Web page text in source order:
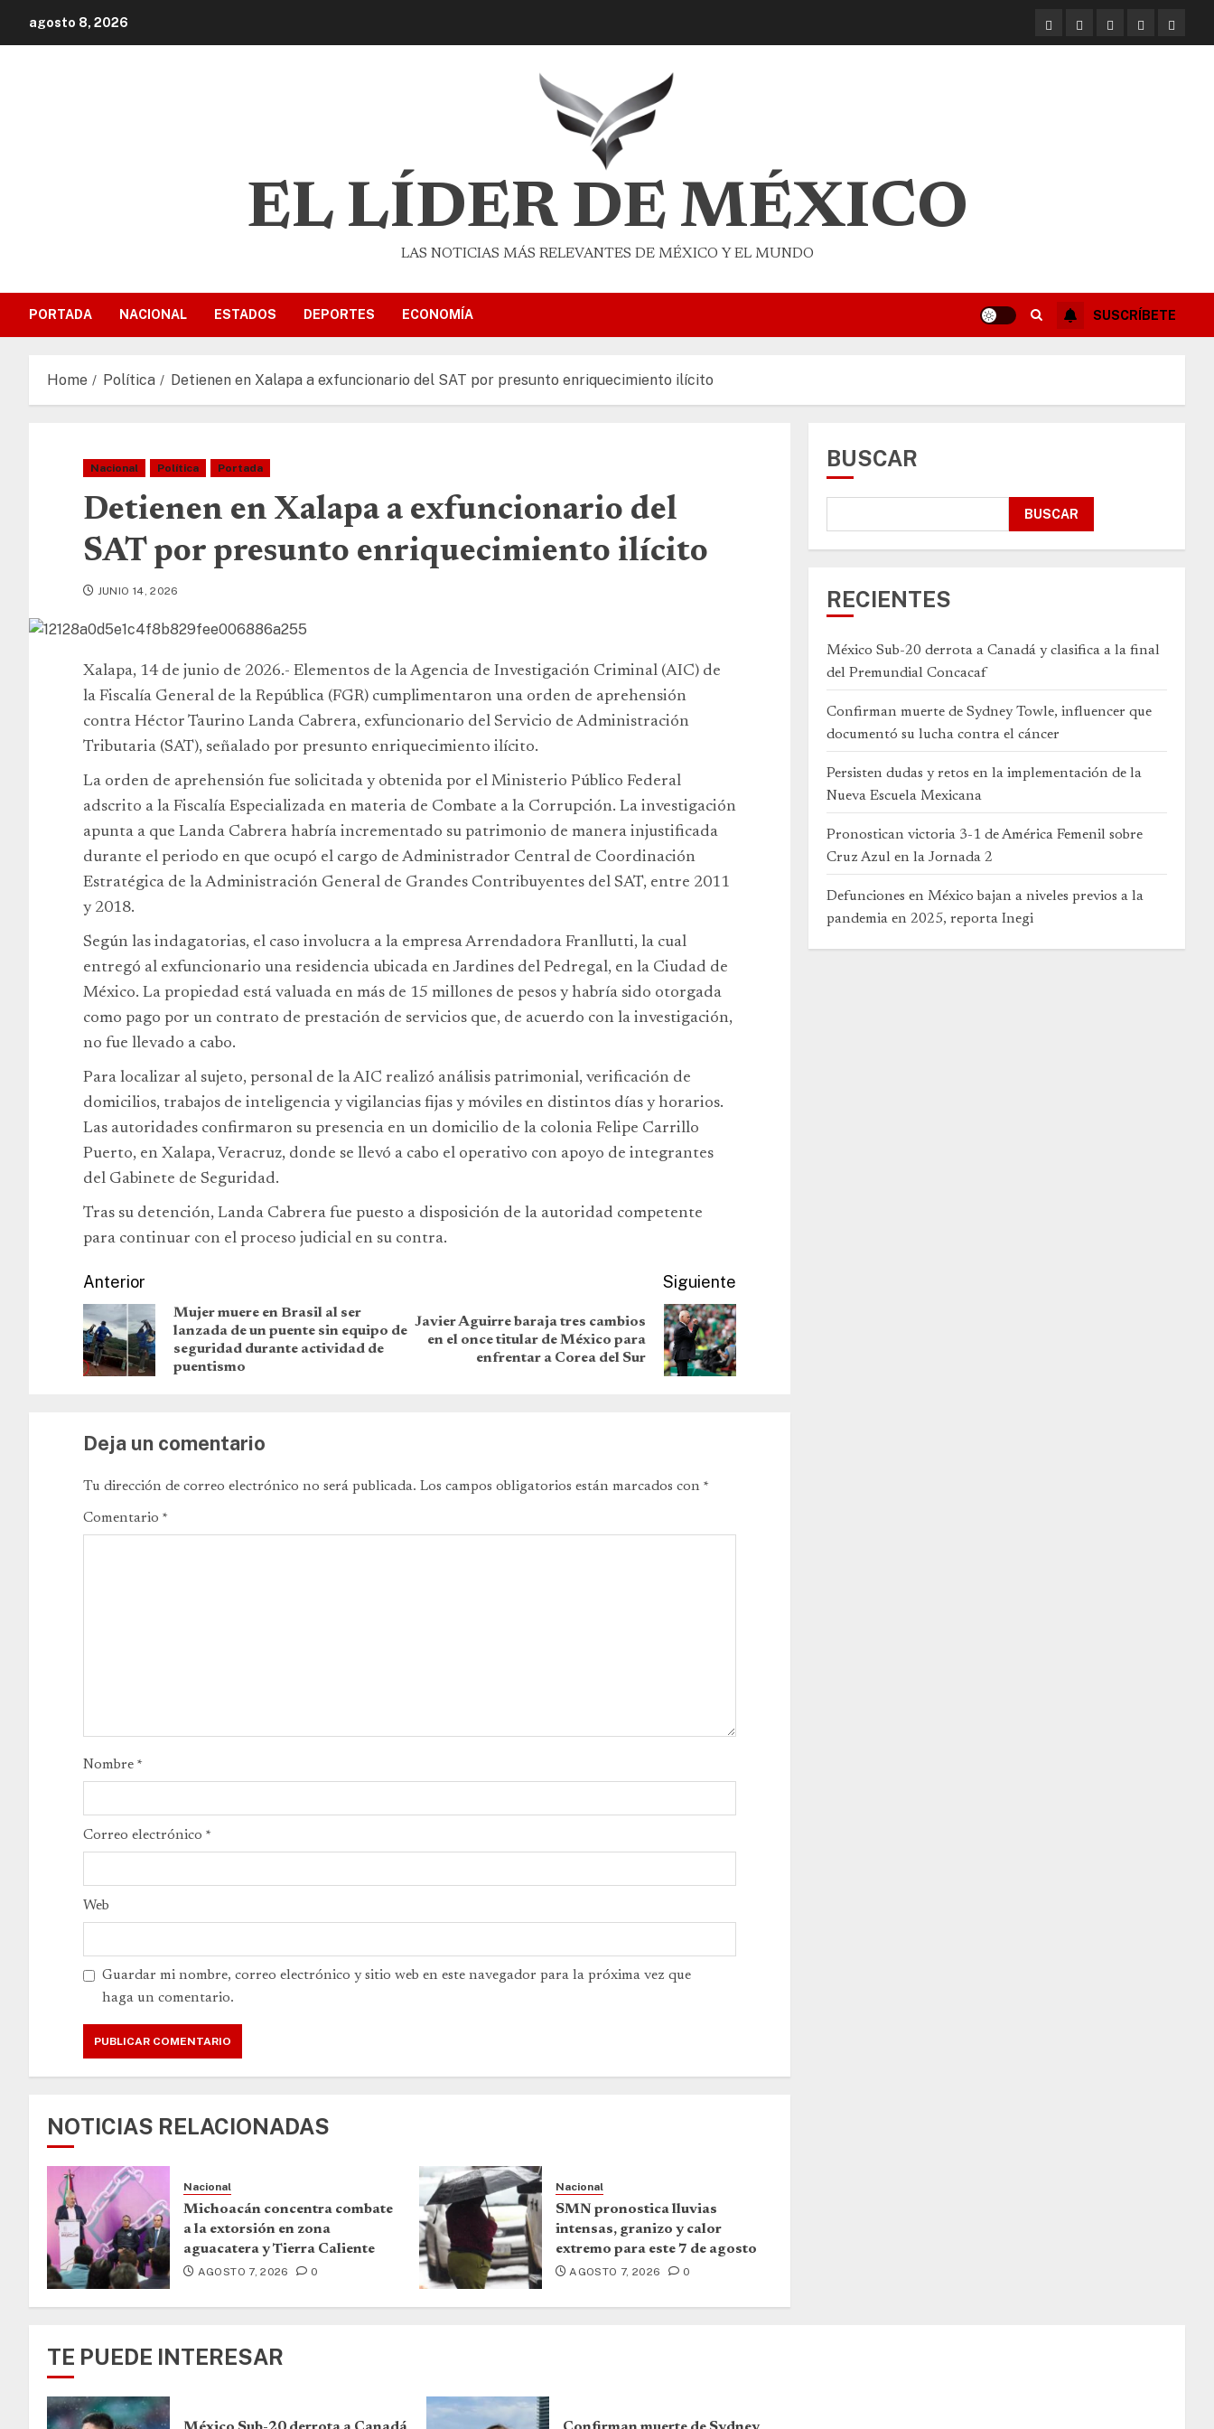
agosto 8, 2026
EL LÍDER DE MÉXICO
LAS NOTICIAS MÁS RELEVANTES DE MÉXICO Y EL MUNDO
PORTADA NACIONAL ESTADOS DEPORTES ECONOMÍA SUSCRÍBETE
Home Política Detienen en Xalapa a exfuncionario del SAT por presunto enriquecimiento ilícito
Nacional Política Portada
Detienen en Xalapa a exfuncionario del
SAT por presunto enriquecimiento ilícito
JUNIO 14, 2026
Xalapa, 14 de junio de 2026.- Elementos de la Agencia de Investigación Criminal (AIC) de
la Fiscalía General de la República (FGR) cumplimentaron una orden de aprehensión
contra Héctor Taurino Landa Cabrera, exfuncionario del Servicio de Administración
Tributaria (SAT), señalado por presunto enriquecimiento ilícito.
La orden de aprehensión fue solicitada y obtenida por el Ministerio Público Federal
adscrito a la Fiscalía Especializada en materia de Combate a la Corrupción. La investigación
apunta a que Landa Cabrera habría incrementado su patrimonio de manera injustificada
durante el periodo en que ocupó el cargo de Administrador Central de Coordinación
Estratégica de la Administración General de Grandes Contribuyentes del SAT, entre 2011
y 2018.
Según las indagatorias, el caso involucra a la empresa Arrendadora Franllutti, la cual
entregó al exfuncionario una residencia ubicada en Jardines del Pedregal, en la Ciudad de
México. La propiedad está valuada en más de 15 millones de pesos y habría sido otorgada
como pago por un contrato de prestación de servicios que, de acuerdo con la investigación,
no fue llevado a cabo.
Para localizar al sujeto, personal de la AIC realizó análisis patrimonial, verificación de
domicilios, trabajos de inteligencia y vigilancias fijas y móviles en distintos días y horarios.
Las autoridades confirmaron su presencia en un domicilio de la colonia Felipe Carrillo
Puerto, en Xalapa, Veracruz, donde se llevó a cabo el operativo con apoyo de integrantes
del Gabinete de Seguridad.
Tras su detención, Landa Cabrera fue puesto a disposición de la autoridad competente
para continuar con el proceso judicial en su contra.
Anterior
Mujer muere en Brasil al ser
lanzada de un puente sin equipo de
seguridad durante actividad de
puentismo
Siguiente
Javier Aguirre baraja tres cambios
en el once titular de México para
enfrentar a Corea del Sur
Deja un comentario
Tu dirección de correo electrónico no será publicada. Los campos obligatorios están marcados con *
Comentario *
Nombre *
Correo electrónico *
Web
Guardar mi nombre, correo electrónico y sitio web en este navegador para la próxima vez que
haga un comentario.
NOTICIAS RELACIONADAS
Nacional
Michoacán concentra combate
a la extorsión en zona
aguacatera y Tierra Caliente
AGOSTO 7, 2026 0
Nacional
SMN pronostica lluvias
intensas, granizo y calor
extremo para este 7 de agosto
AGOSTO 7, 2026 0
BUSCAR
BUSCAR
RECIENTES
México Sub-20 derrota a Canadá y clasifica a la final
del Premundial Concacaf
Confirman muerte de Sydney Towle, influencer que
documentó su lucha contra el cáncer
Persisten dudas y retos en la implementación de la
Nueva Escuela Mexicana
Pronostican victoria 3-1 de América Femenil sobre
Cruz Azul en la Jornada 2
Defunciones en México bajan a niveles previos a la
pandemia en 2025, reporta Inegi
TE PUEDE INTERESAR